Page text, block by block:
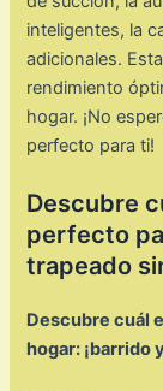
inteligentes, la
adicionales.
rendimiento
hogar. ¡No
perfecto para ti!
Descubre
perfecto
trapeado
Descubre cuál
hogar: ¡barrido